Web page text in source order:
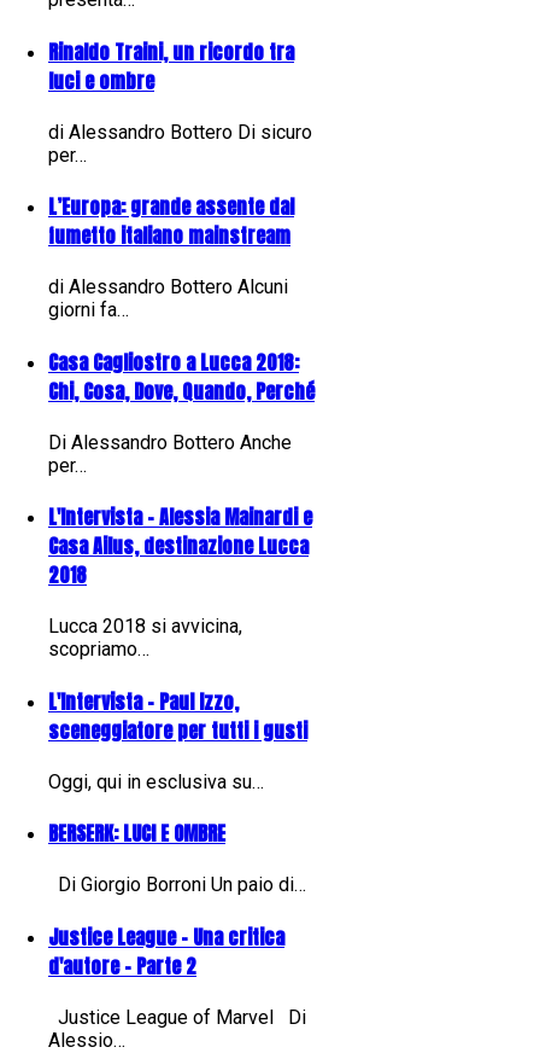
Rinaldo Traini, un ricordo tra
luci e ombre
di Alessandro Bottero Di sicuro
per…
L’Europa: grande assente dal
fumetto italiano mainstream
di Alessandro Bottero Alcuni
giorni fa…
Casa Cagliostro a Lucca 2018:
Chi, Cosa, Dove, Quando, Perché
Di Alessandro Bottero Anche
per…
L'Intervista - Alessia Mainardi e
Casa Ailus, destinazione Lucca
2018
Lucca 2018 si avvicina,
scopriamo…
L'Intervista - Paul Izzo,
sceneggiatore per tutti i gusti
Oggi, qui in esclusiva su…
BERSERK: LUCI E OMBRE
Di Giorgio Borroni Un paio di…
Justice League - Una critica
d'autore - Parte 2
Justice League of Marvel Di
Alessio…